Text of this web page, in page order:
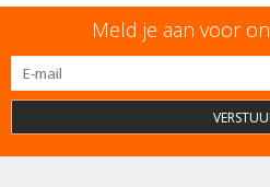
Meld je aan voor